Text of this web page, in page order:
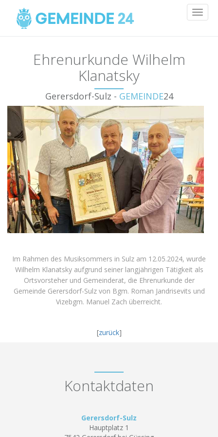
Ehrenurkunde Wilhelm
Klanatsky
Gerersdorf-Sulz - GEMEINDE24
Im Rahmen des Musiksommers in Sulz am 12.05.2024, wurde
Wilhelm Klanatsky aufgrund seiner langjährigen Tätigkeit als
Ortsvorsteher und Gemeinderat, die Ehrenurkunde der
Gemeinde Gerersdorf-Sulz von Bgm. Roman Jandrisevits und
Vizebgm. Manuel Zach überreicht.
[zurück]
Kontaktdaten
Gerersdorf-Sulz
Hauptplatz 1